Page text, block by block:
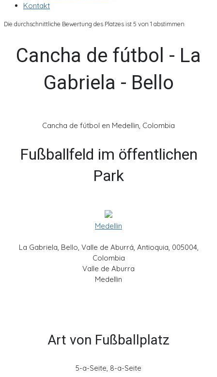
Kontakt
Die durchschnittliche Bewertung des Platzes ist 5 von 1 abstimmen
Cancha de fútbol - La
Gabriela - Bello
Cancha de fútbol en Medellin, Colombia
Fußballfeld im öffentlichen
Park
Medellin
La Gabriela, Bello, Valle de Aburrá, Antioquia, 005004,
Colombia
Valle de Aburra
Medellin
Art von Fußballplatz
5-a-Seite, 8-a-Seite